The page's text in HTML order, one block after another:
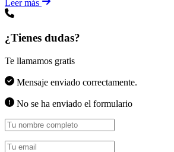
Leer más
¿Tienes dudas?
Te llamamos gratis
Mensaje enviado correctamente.
No se ha enviado el formulario